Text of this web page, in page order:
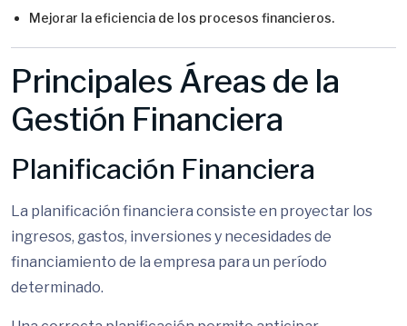
Mejorar la eficiencia de los procesos financieros.
Principales Áreas de la
Gestión Financiera
Planificación Financiera
La planificación financiera consiste en proyectar los
ingresos, gastos, inversiones y necesidades de
financiamiento de la empresa para un período
determinado.